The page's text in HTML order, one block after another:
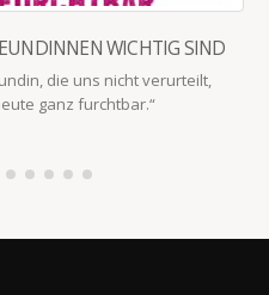
WICHTIG SIND
die uns nicht verurteilt,
ganz furchtbar.“